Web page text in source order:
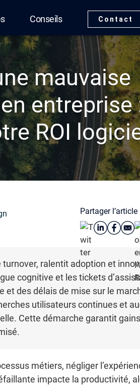
Conseils Contact
mauvaise
entreprise
ROI
Partager l’article
ralentit adoption et
cognitive et les tickets
et des délais de mise sur le
utilisateurs continues et
Cette démarche garantit
métiers, négliger
impacte la productivité,